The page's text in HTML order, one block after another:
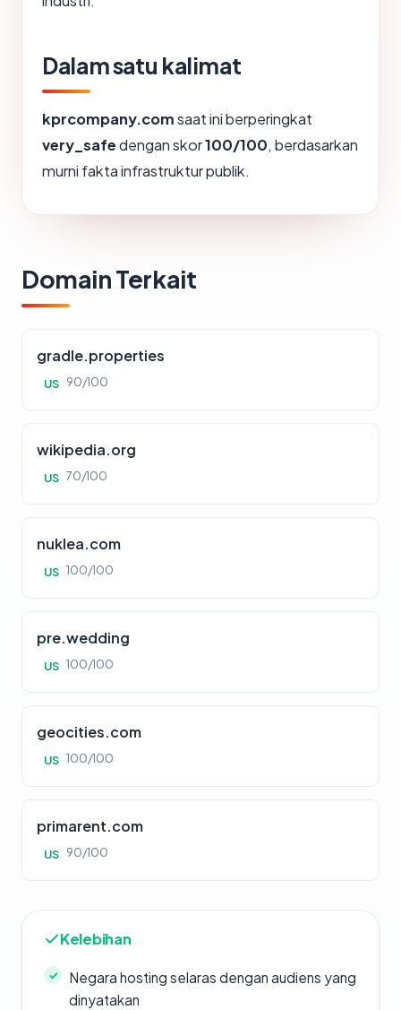
Dalam satu kalimat
kprcompany.comsaat ini berperingkat
very_safedengan skor100/100, berdasarkan
murni fakta infrastruktur publik.
Domain Terkait
gradle.properties
US 90/100
wikipedia.org
US 70/100
nuklea.com
US 100/100
pre.wedding
US 100/100
geocities.com
US 100/100
primarent.com
US 90/100
Kelebihan
Negara hosting selaras dengan audiens yang
dinyatakan